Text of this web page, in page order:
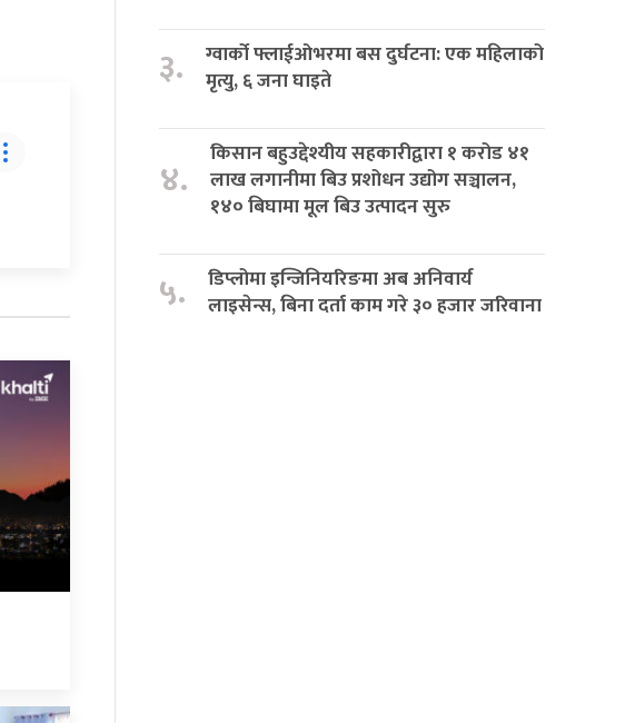
३.
ग्वार्को फ्लाईओभरमा बस दुर्घटना: एक महिलाको
मृत्यु, ६ जना घाइते
४.
किसान बहुउद्देश्यीय सहकारीद्वारा १ करोड ४१
लाख लगानीमा बिउ प्रशोधन उद्योग सञ्चालन,
१४० बिघामा मूल बिउ उत्पादन सुरु
५.
डिप्लोमा इन्जिनियरिङमा अब अनिवार्य
लाइसेन्स, बिना दर्ता काम गरे ३० हजार जरिवाना